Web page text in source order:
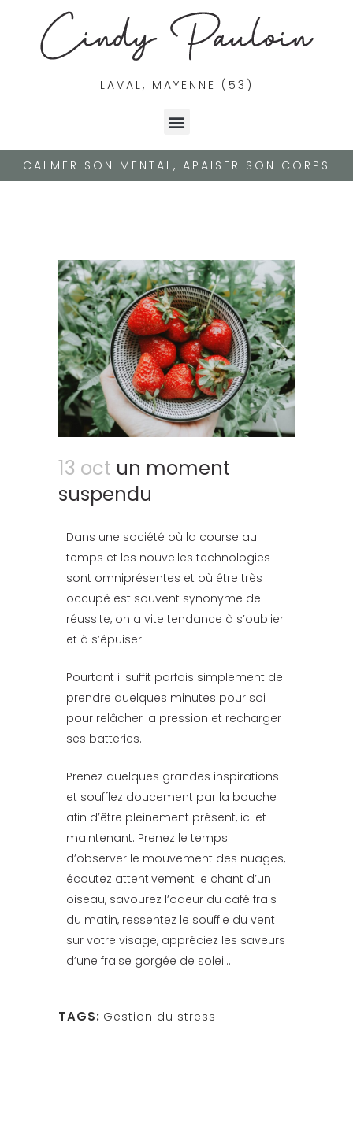
LAVAL, MAYENNE (53)
CALMER SON MENTAL, APAISER SON CORPS
13 oct un moment
suspendu
Dans une société où la course au
temps et les nouvelles technologies
sont omniprésentes et où être très
occupé est souvent synonyme de
réussite, on a vite tendance à s’oublier
et à s’épuiser.
Pourtant il suffit parfois simplement de
prendre quelques minutes pour soi
pour relâcher la pression et recharger
ses batteries.
Prenez quelques grandes inspirations
et soufflez doucement par la bouche
afin d’être pleinement présent, ici et
maintenant. Prenez le temps
d’observer le mouvement des nuages,
écoutez attentivement le chant d’un
oiseau, savourez l’odeur du café frais
du matin, ressentez le souffle du vent
sur votre visage, appréciez les saveurs
d’une fraise gorgée de soleil…
TAGS: Gestion du stress